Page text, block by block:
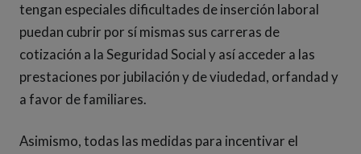
tengan especiales dificultades de inserción laboral
puedan cubrir por sí mismas sus carreras de
cotización a la Seguridad Social y así acceder a las
prestaciones por jubilación y de viudedad, orfandad y
a favor de familiares.
Asimismo, todas las medidas para incentivar el